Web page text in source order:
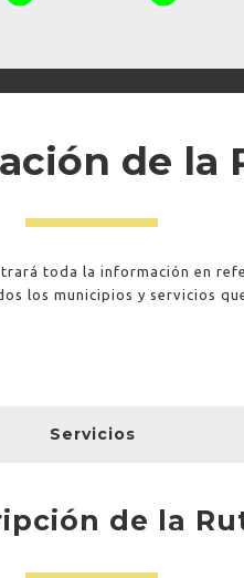
de la
toda la información en
los municipios y servicios
Servicios
de la